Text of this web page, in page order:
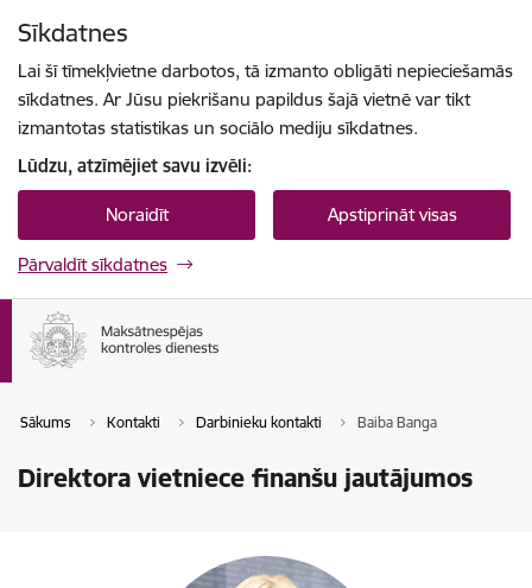
Sīkdatnes
Lai šī tīmekļvietne darbotos, tā izmanto obligāti nepieciešamās
sīkdatnes. Ar Jūsu piekrišanu papildus šajā vietnē var tikt
izmantotas statistikas un sociālo mediju sīkdatnes.
Lūdzu, atzīmējiet savu izvēli:
Noraidīt Apstiprināt visas
Pārvaldīt sīkdatnes
Sākums Kontakti Darbinieku kontakti Baiba Banga
Direktora vietniece finanšu jautājumos